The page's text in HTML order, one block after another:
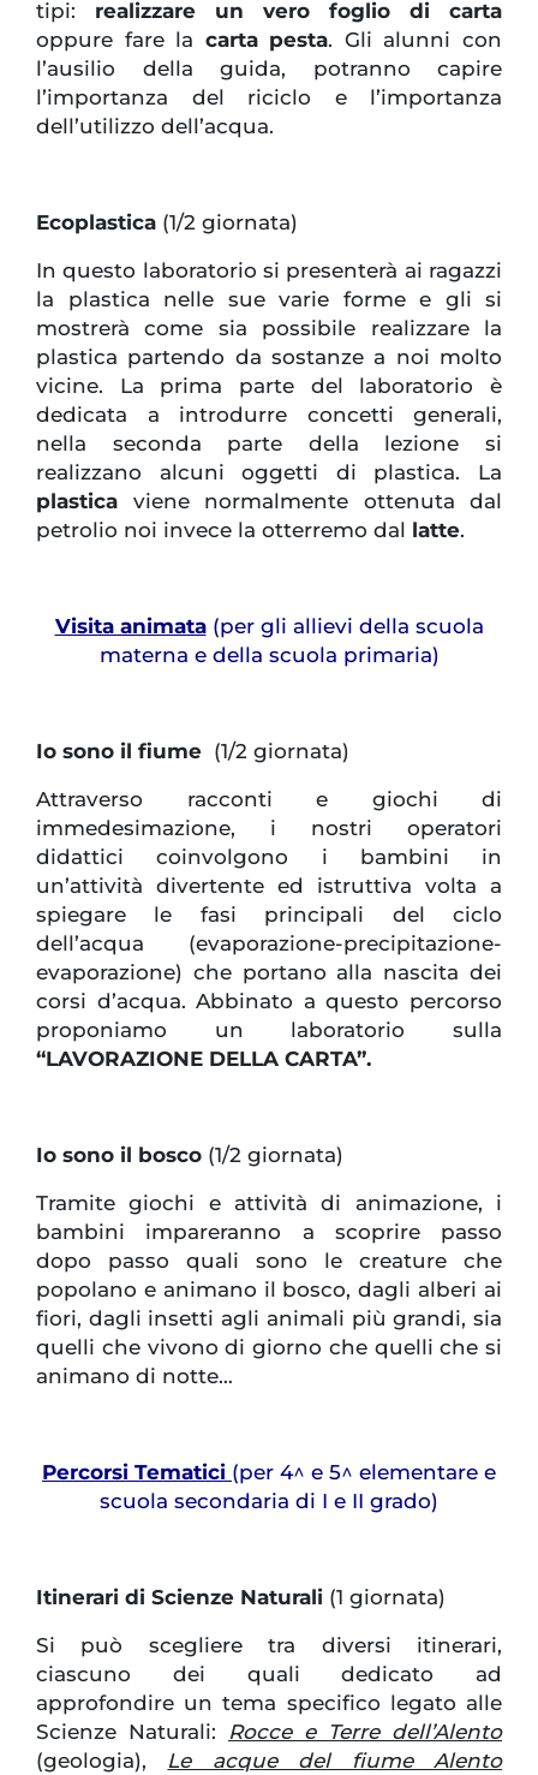
tipi: realizzare un vero foglio di carta
oppure fare la carta pesta. Gli alunni con
l’ausilio della guida, potranno capire
l’importanza del riciclo e l’importanza
dell’utilizzo dell’acqua.
Ecoplastica (1/2 giornata)
In questo laboratorio si presenterà ai ragazzi
la plastica nelle sue varie forme e gli si
mostrerà come sia possibile realizzare la
plastica partendo da sostanze a noi molto
vicine. La prima parte del laboratorio è
dedicata a introdurre concetti generali,
nella seconda parte della lezione si
realizzano alcuni oggetti di plastica. La
plastica viene normalmente ottenuta dal
petrolio noi invece la otterremo dal latte.
Visita animata (per gli allievi della scuola
materna e della scuola primaria)
Io sono il fiume (1/2 giornata)
Attraverso racconti e giochi di
immedesimazione, i nostri operatori
didattici coinvolgono i bambini in
un’attività divertente ed istruttiva volta a
spiegare le fasi principali del ciclo
dell’acqua (evaporazione-precipitazione-
evaporazione) che portano alla nascita dei
corsi d’acqua. Abbinato a questo percorso
proponiamo un laboratorio sulla
“LAVORAZIONE DELLA CARTA”.
Io sono il bosco (1/2 giornata)
Tramite giochi e attività di animazione, i
bambini impareranno a scoprire passo
dopo passo quali sono le creature che
popolano e animano il bosco, dagli alberi ai
fiori, dagli insetti agli animali più grandi, sia
quelli che vivono di giorno che quelli che si
animano di notte…
Percorsi Tematici (per 4^ e 5^ elementare e
scuola secondaria di I e II grado)
Itinerari di Scienze Naturali (1 giornata)
Si può scegliere tra diversi itinerari,
ciascuno dei quali dedicato ad
approfondire un tema specifico legato alle
Scienze Naturali: Rocce e Terre dell’Alento
(geologia), Le acque del fiume Alento